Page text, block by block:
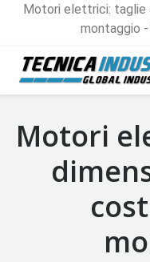
Motori elettrici: taglie
montaggio
Motori